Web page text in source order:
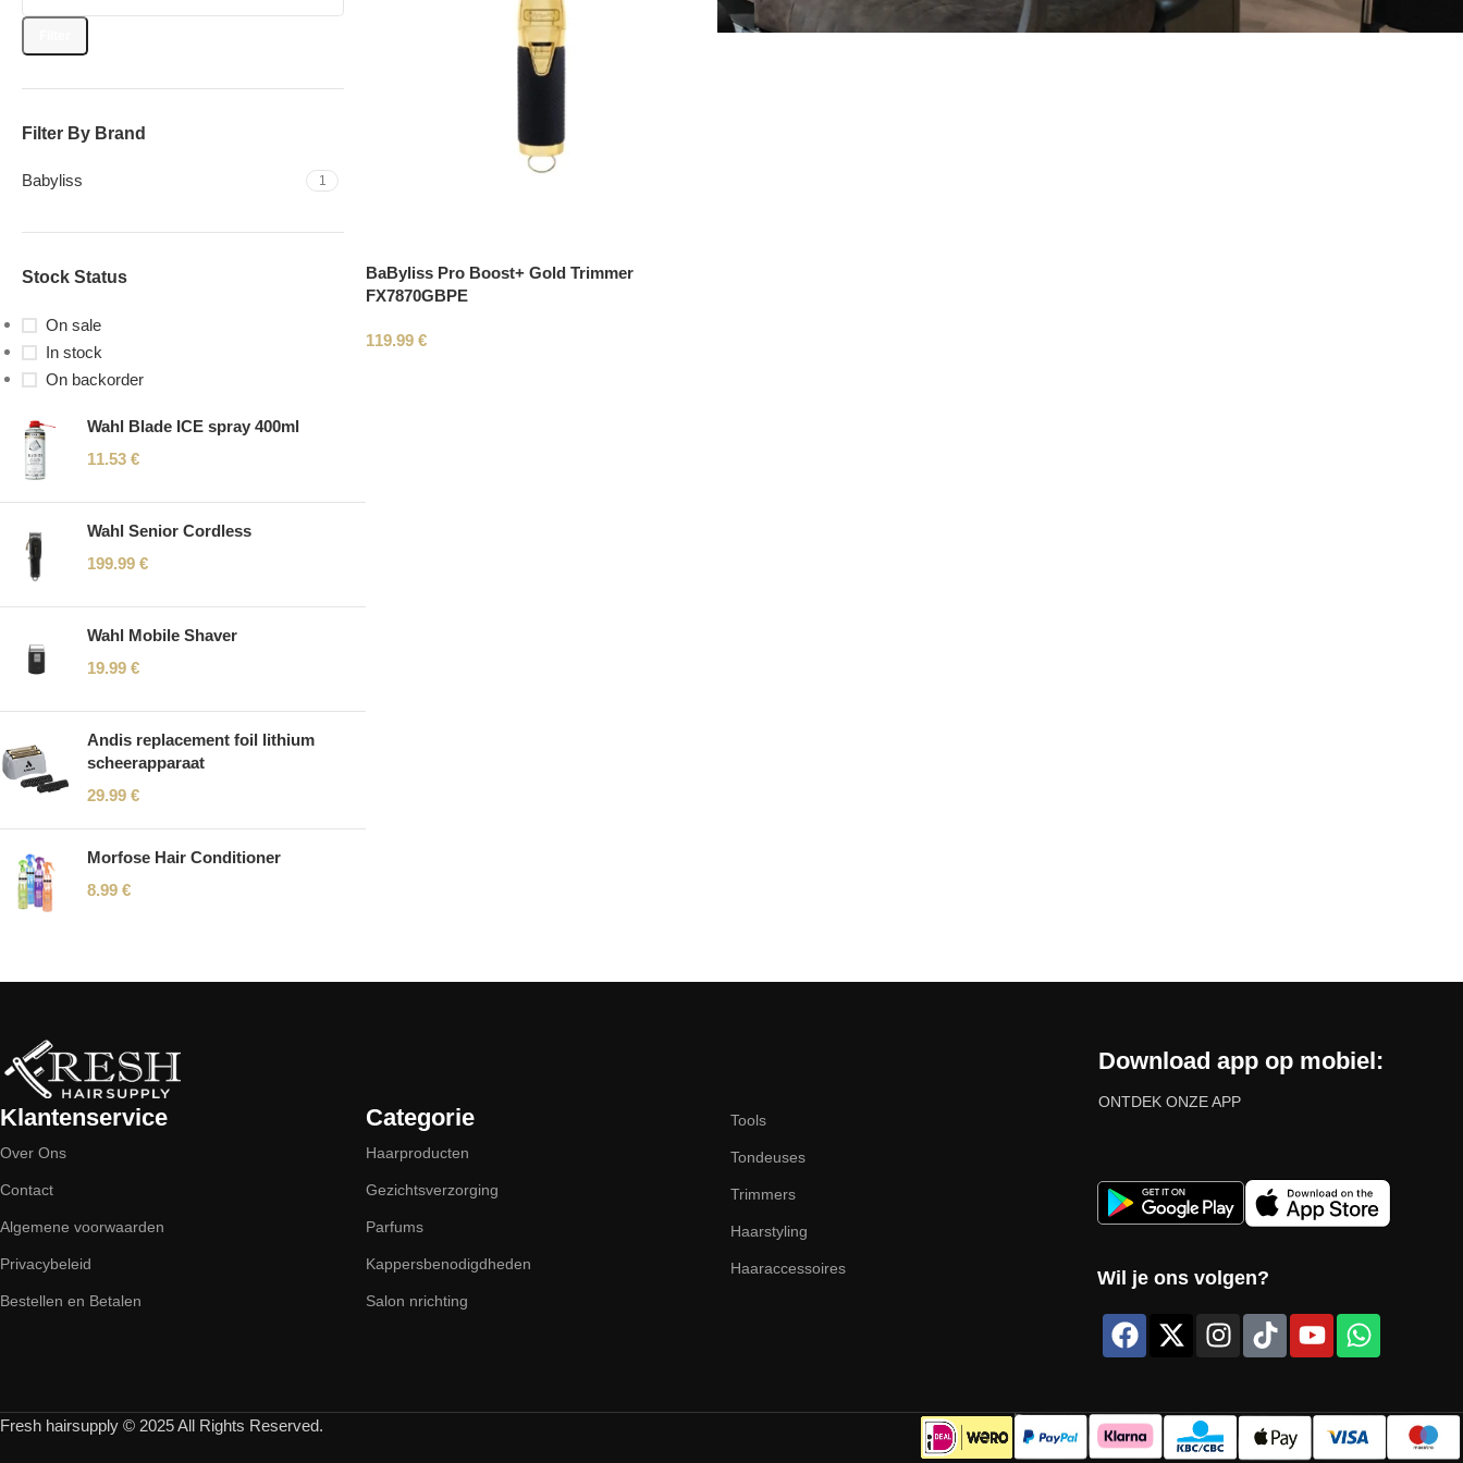
Filter By Brand
Babyliss 1
Stock Status
On sale
In stock
On backorder
Wahl Blade ICE spray 400ml
11.53 €
Wahl Senior Cordless
199.99 €
Wahl Mobile Shaver
19.99 €
Andis replacement foil lithium
scheerapparaat
29.99 €
Morfose Hair Conditioner
8.99 €
BaByliss Pro Boost+ Gold Trimmer
FX7870GBPE
119.99 €
Klantenservice
Over Ons
Contact
Algemene voorwaarden
Privacybeleid
Bestellen en Betalen
Categorie
Haarproducten
Gezichtsverzorging
Parfums
Kappersbenodigdheden
Salon nrichting
Tools
Tondeuses
Trimmers
Haarstyling
Haaraccessoires
Download app op mobiel:
ONTDEK ONZE APP
Wil je ons volgen?
Fresh hairsupply © 2025 All Rights Reserved.